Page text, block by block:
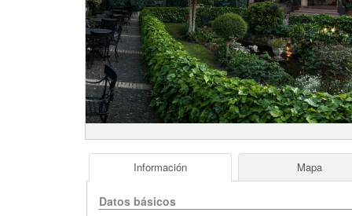
Información Mapa
Datos básicos